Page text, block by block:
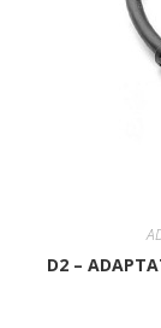
D2 –